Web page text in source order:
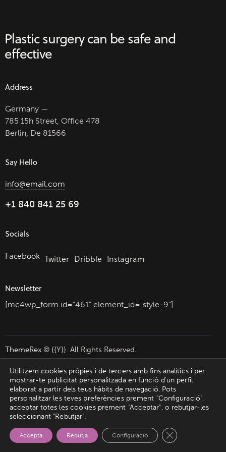
Plastic surgery can besafe and
effective
Address
Germany —
785 15h Street, Office 478
Berlin, De 81566
Say Hello
info@email.com
+1 840 841 25 69
Socials
Facebook Twitter Dribble Instagram
Newsletter
[mc4wp_form id="461" element_id="style-9"]
ThemeRex © {{Y}}. All Rights Reserved.
Utilitzem cookies pròpies i de tercers amb fins analítics i per
mostrar-te publicitat personalitzada en funció d'un perfil
elaborat a partir dels teus hàbits de navegació. Pots
personalitzar les teves preferències prement "Configuració",
acceptar totes les cookies prement "Acceptar", o rebutjar-les
seleccionant "Rebutjar".
Accepta Rebutja Configuració Tanca el bàner